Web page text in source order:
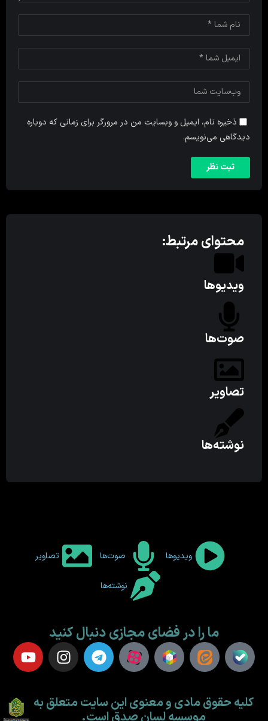
ذخیره نام، ایمیل و وبسایت من در مرورگر برای زمانی که دوباره
دیدگاهی می‌نویسم.
محتوای مرتبط:
ویدیوها
صوت‌ها
تصاویر
نوشته‌ها
ویدیوها صوت‌ها تصاویر
نوشته‌ها
ما را در فضای مجازی دنبال کنید
کلیه حقوق مادی و معنوی این سایت متعلق به